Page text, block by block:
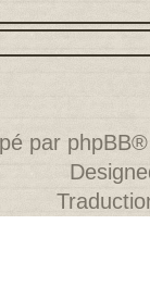
par phpBB®